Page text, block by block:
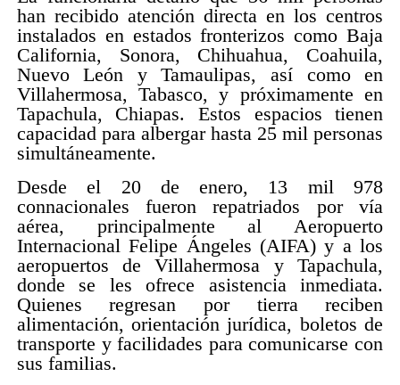
han recibido atención directa en los centros
instalados en estados fronterizos como Baja
California, Sonora, Chihuahua, Coahuila,
Nuevo León y Tamaulipas, así como en
Villahermosa, Tabasco, y próximamente en
Tapachula, Chiapas. Estos espacios tienen
capacidad para albergar hasta 25 mil personas
simultáneamente.
Desde el 20 de enero, 13 mil 978
connacionales fueron repatriados por vía
aérea, principalmente al Aeropuerto
Internacional Felipe Ángeles (AIFA) y a los
aeropuertos de Villahermosa y Tapachula,
donde se les ofrece asistencia inmediata.
Quienes regresan por tierra reciben
alimentación, orientación jurídica, boletos de
transporte y facilidades para comunicarse con
sus familias.